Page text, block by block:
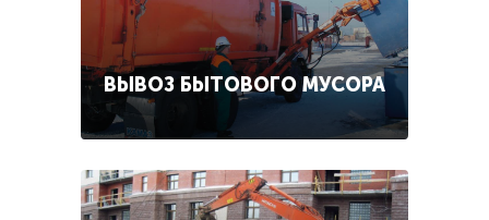
ВЫВОЗ БЫТОВОГО МУСОРА